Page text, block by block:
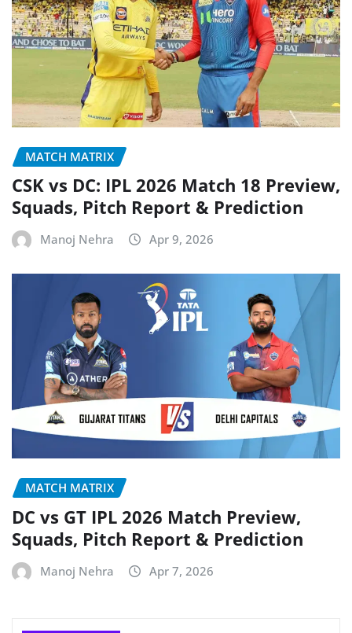
MATCH MATRIX
CSK vs DC: IPL 2026 Match 18 Preview,
Squads, Pitch Report & Prediction
Manoj Nehra Apr 9, 2026
MATCH MATRIX
DC vs GT IPL 2026 Match Preview,
Squads, Pitch Report & Prediction
Manoj Nehra Apr 7, 2026